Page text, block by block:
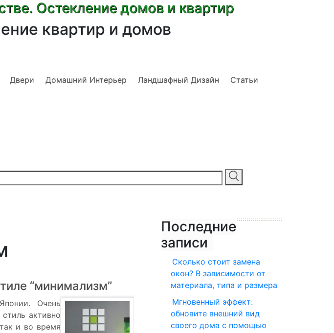
Остекление домов и квартир
квартир и домов
Двери Домашний Интерьер Ландшафный Дизайн Статьи
“минимализм”
Очень
активно
и во время
Последние
записи
Сколько стоит замена
окон? В зависимости от
материала, типа и размера
Мгновенный эффект:
обновите внешний вид
своего дома с помощью